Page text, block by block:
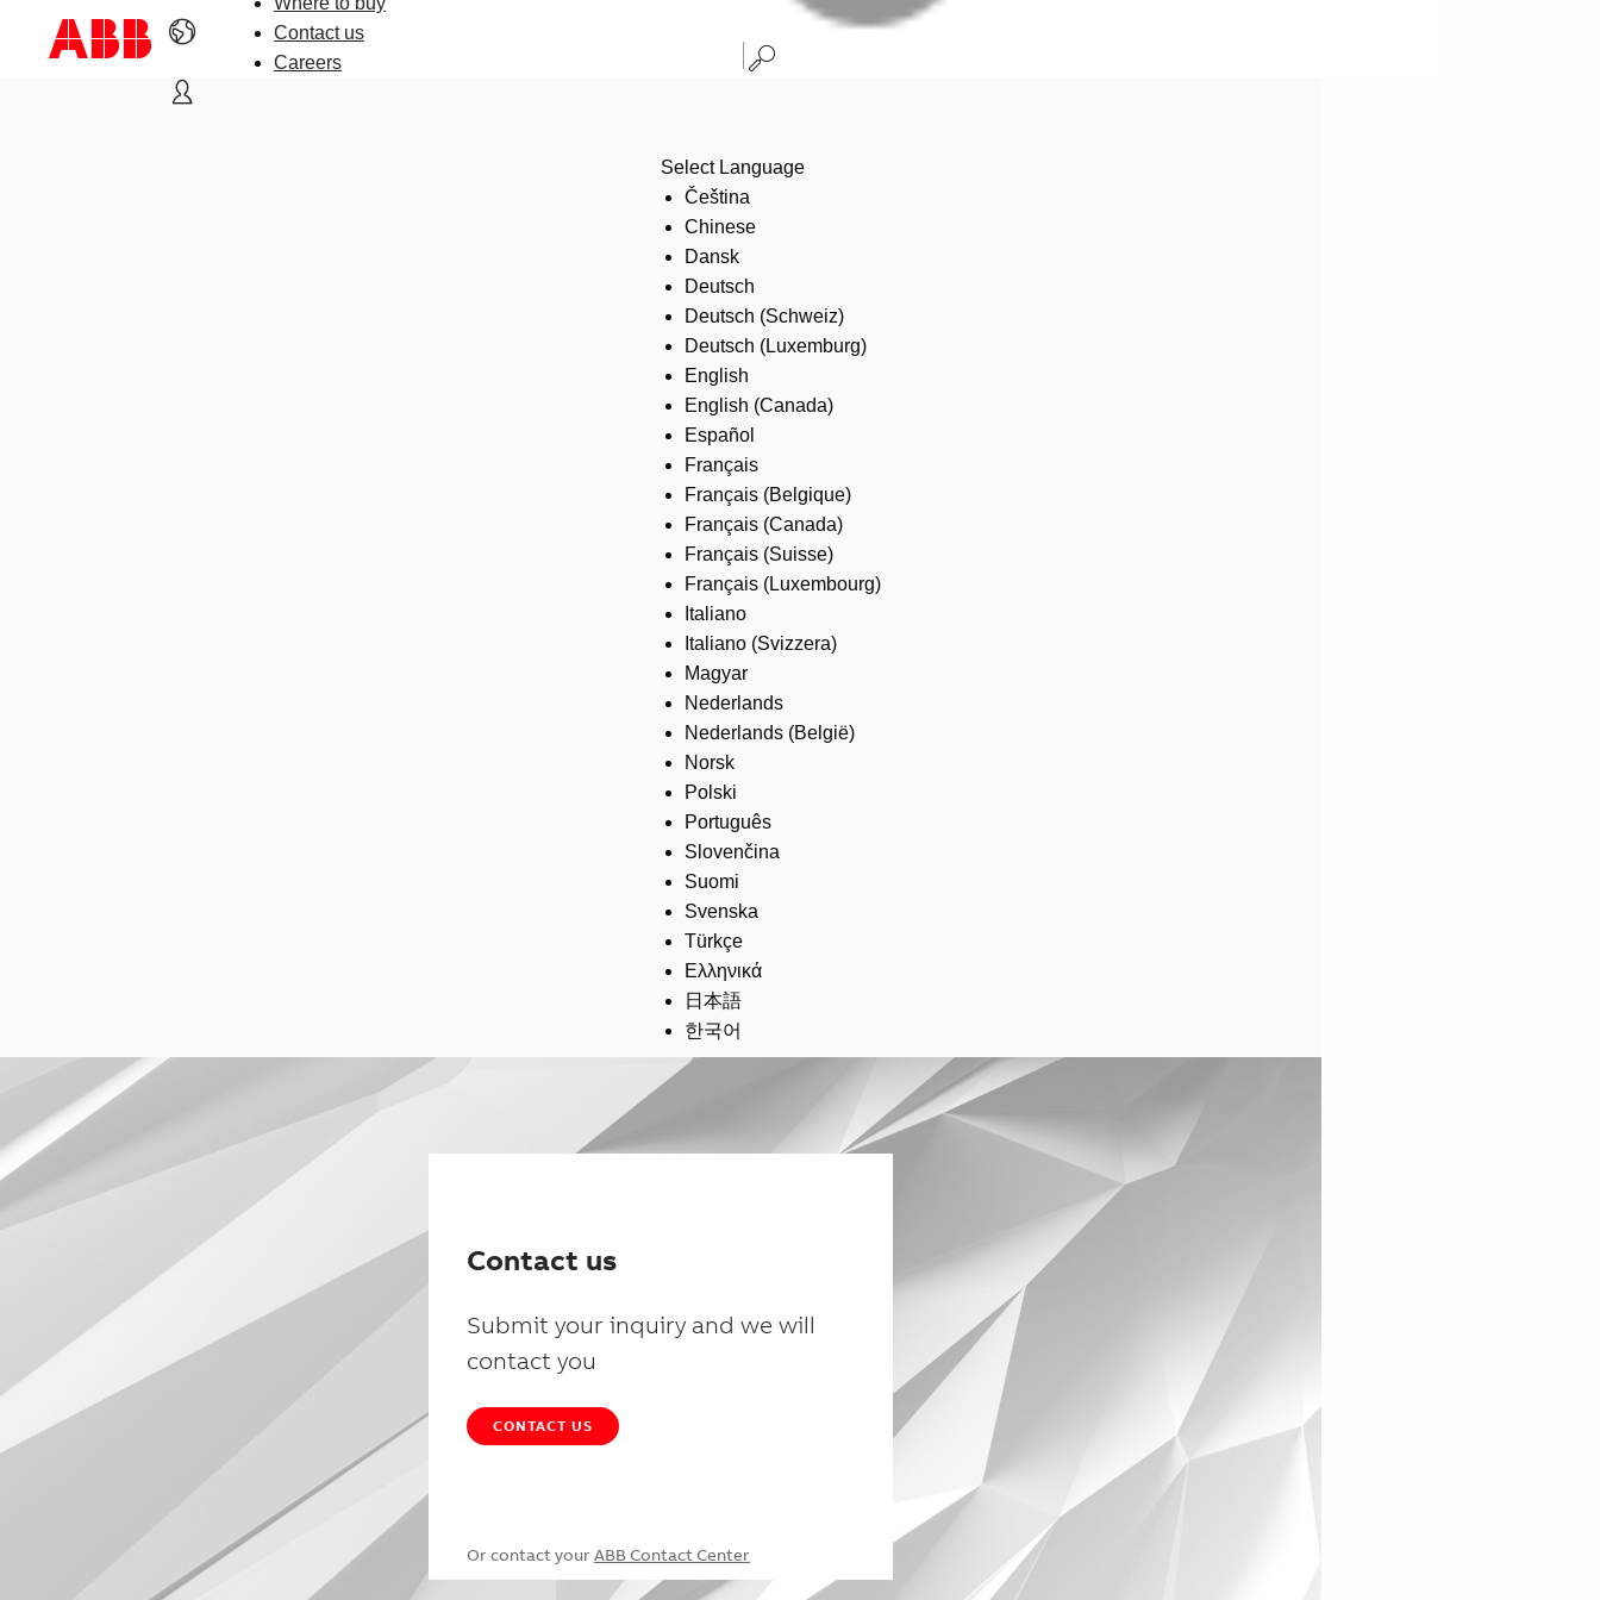
Contact us
Careers
Select Language
Čeština
Chinese
Dansk
Deutsch
Deutsch (Schweiz)
Deutsch (Luxemburg)
English
English (Canada)
Español
Français
Français (Belgique)
Français (Canada)
Français (Suisse)
Français (Luxembourg)
Italiano
Italiano (Svizzera)
Magyar
Nederlands
Nederlands (België)
Norsk
Polski
Português
Slovenčina
Suomi
Svenska
Türkçe
Ελληνικά
日本語
한국어
Contact us
Submit your inquiry and we will
contact you
CONTACT US
Or contact your ABB Contact Center